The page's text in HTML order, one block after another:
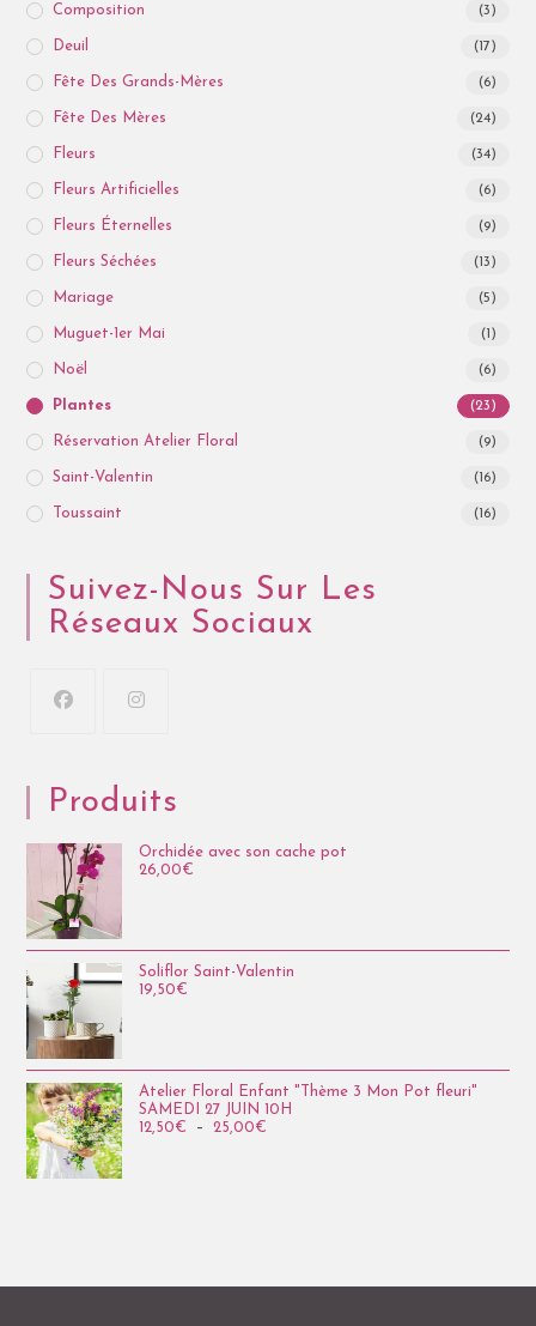
Composition (3)
Deuil (17)
Fête Des Grands-Mères (6)
Fête Des Mères (24)
Fleurs (34)
Fleurs Artificielles (6)
Fleurs Éternelles (9)
Fleurs Séchées (13)
Mariage (5)
Muguet-1er Mai (1)
Noël (6)
Plantes (23)
Réservation Atelier Floral (9)
Saint-Valentin (16)
Toussaint (16)
Suivez-Nous Sur Les
Réseaux Sociaux
Produits
Orchidée avec son cache pot
26,00€
Soliflor Saint-Valentin
19,50€
Atelier Floral Enfant "Thème 3 Mon Pot fleuri"
SAMEDI 27 JUIN 10H
12,50€ – 25,00€